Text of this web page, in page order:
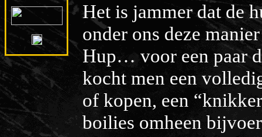
Het is jammer dat de
onder ons deze
Hup… voor een paar
kocht men een
of kopen, een
boilies omheen